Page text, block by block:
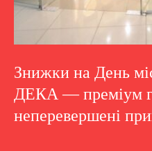
Знижки на День
ДЕКА — преміум
неперевершені